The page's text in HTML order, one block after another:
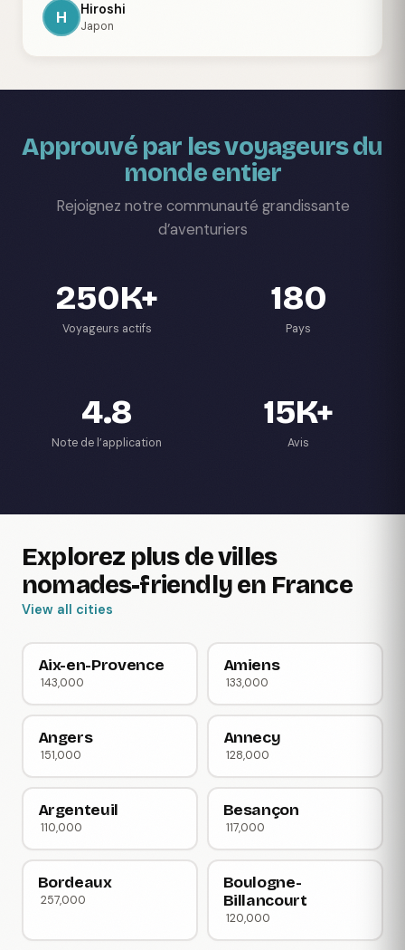
H Hiroshi
Japon
Approuvé par les voyageurs du
monde entier
Rejoignez notre communauté grandissante
d’aventuriers
250K+
Voyageurs actifs
180
Pays
4.8
Note de l’application
15K+
Avis
Explorez plus de villes
nomades-friendly en France
View all cities
Aix-en-Provence
143,000
Amiens
133,000
Angers
151,000
Annecy
128,000
Argenteuil
110,000
Besançon
117,000
Bordeaux
257,000
Boulogne-
Billancourt
120,000